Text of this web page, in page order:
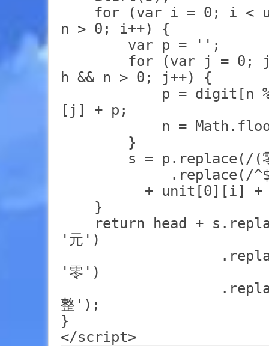
for (var i = 0; i <
n > 0; i++) {
var p = '';
for (var j = 0; j <
h && n > 0; j++) {
p = digit[n %
[j] + p;
n =
}
s = p.replace(/(
.replace(/^$/
+ unit[0][i] +
}
return head +
'元')
.replace(/(
'零')
.replace(/^
整');
}
</script>